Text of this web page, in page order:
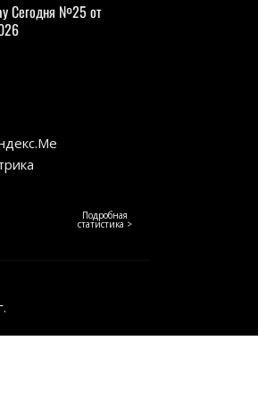
Сегодня №25 от
Подробная
статистика >